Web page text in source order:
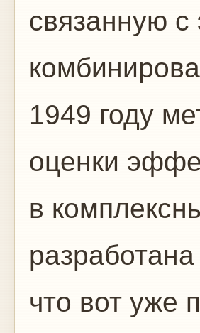
связанную с
1949 году
оценки
в
что вот уже